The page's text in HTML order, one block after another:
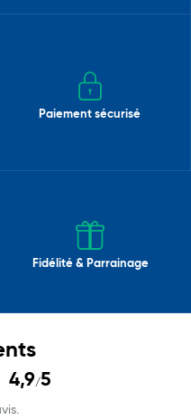
Paiement sécurisé
Fidélité & Parrainage
4,9/5